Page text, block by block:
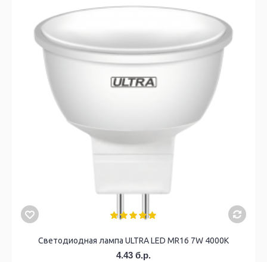
Светодиодная лампа ULTRA LED MR16 7W 4000K
4.43 б.р.